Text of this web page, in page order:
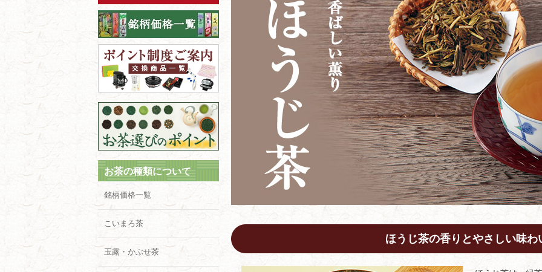
お茶の種類について
銘柄価格一覧
こいまろ茶
玉露・かぶせ茶
ほうじ茶の香りとやさしい味わ